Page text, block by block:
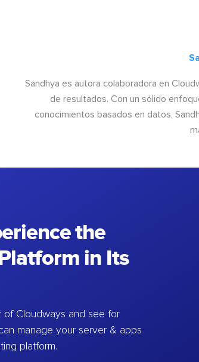
Sandhya es autora colaboradora en
de resultados. Con un sólido
conocimientos basados en datos,
the
in Its
of Cloudways and see for
manage your server & apps
platform.